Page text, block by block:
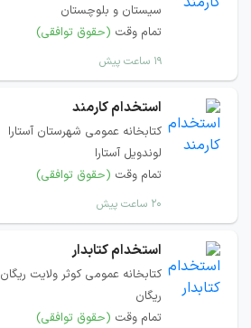
سیستان و بلوچستان
تمام وقت (حقوق توافقی)
۱۹ ساعت پیش
استخدام کارمند
کتابخانه‌ عمومی شهرستان آستارا
لوندویل آستارا
تمام وقت (حقوق توافقی)
۲۰ ساعت پیش
استخدام کتابدار
کتابخانه عمومی کوثر ولایت ریگان
ریگان
تمام وقت (حقوق توافقی)